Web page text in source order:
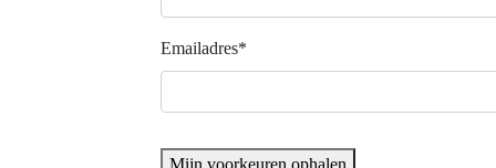
Emailadres*
Mijn voorkeuren ophalen